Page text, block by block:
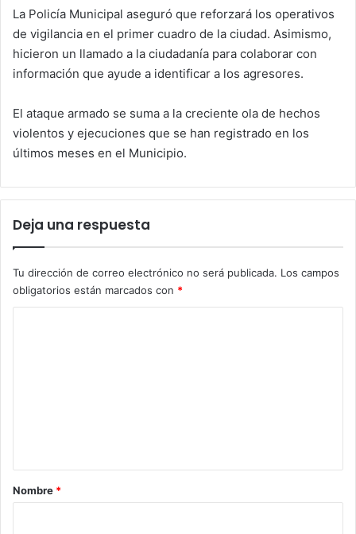
La Policía Municipal aseguró que reforzará los operativos
de vigilancia en el primer cuadro de la ciudad. Asimismo,
hicieron un llamado a la ciudadanía para colaborar con
información que ayude a identificar a los agresores.
El ataque armado se suma a la creciente ola de hechos
violentos y ejecuciones que se han registrado en los
últimos meses en el Municipio.
Deja una respuesta
Tu dirección de correo electrónico no será publicada. Los campos
obligatorios están marcados con *
rNombre *